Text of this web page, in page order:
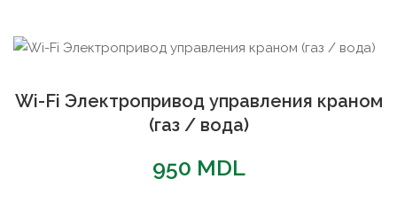
Wi-Fi Электропривод управления краном
(газ / вода)
950 MDL